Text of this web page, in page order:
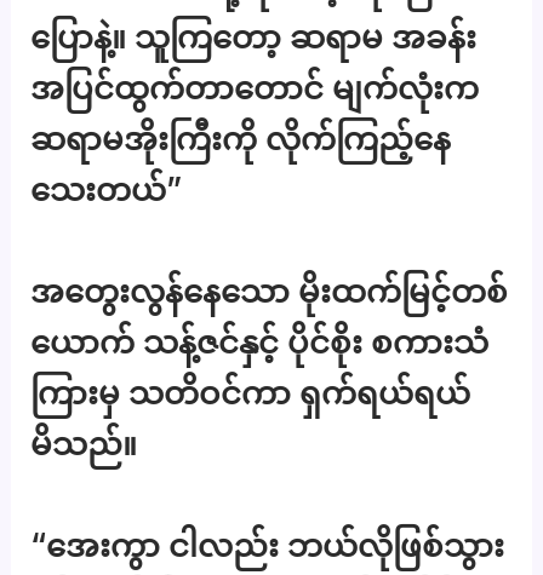
ပြောနဲ့။ သူကြတော့ ဆရာမ အခန်း
အပြင်ထွက်တာတောင် မျက်လုံးက
ဆရာမအိုးကြီးကို လိုက်ကြည့်နေ
သေးတယ်”
အတွေးလွန်နေသော မိုးထက်မြင့်တစ်
ယောက် သန့်ဇင်နှင့် ပိုင်စိုး စကားသံ
ကြားမှ သတိဝင်ကာ ရှက်ရယ်ရယ်
မိသည်။
“အေးကွာ ငါလည်း ဘယ်လိုဖြစ်သွား